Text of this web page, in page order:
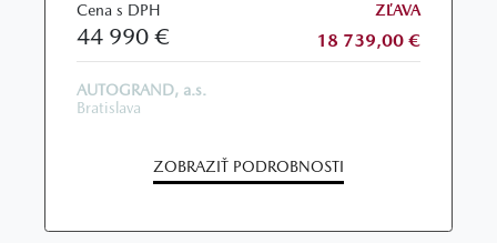
Cena s DPH
44 990 €
ZĽAVA
18 739,00 €
AUTOGRAND, a.s.
Bratislava
ZOBRAZIŤ PODROBNOSTI